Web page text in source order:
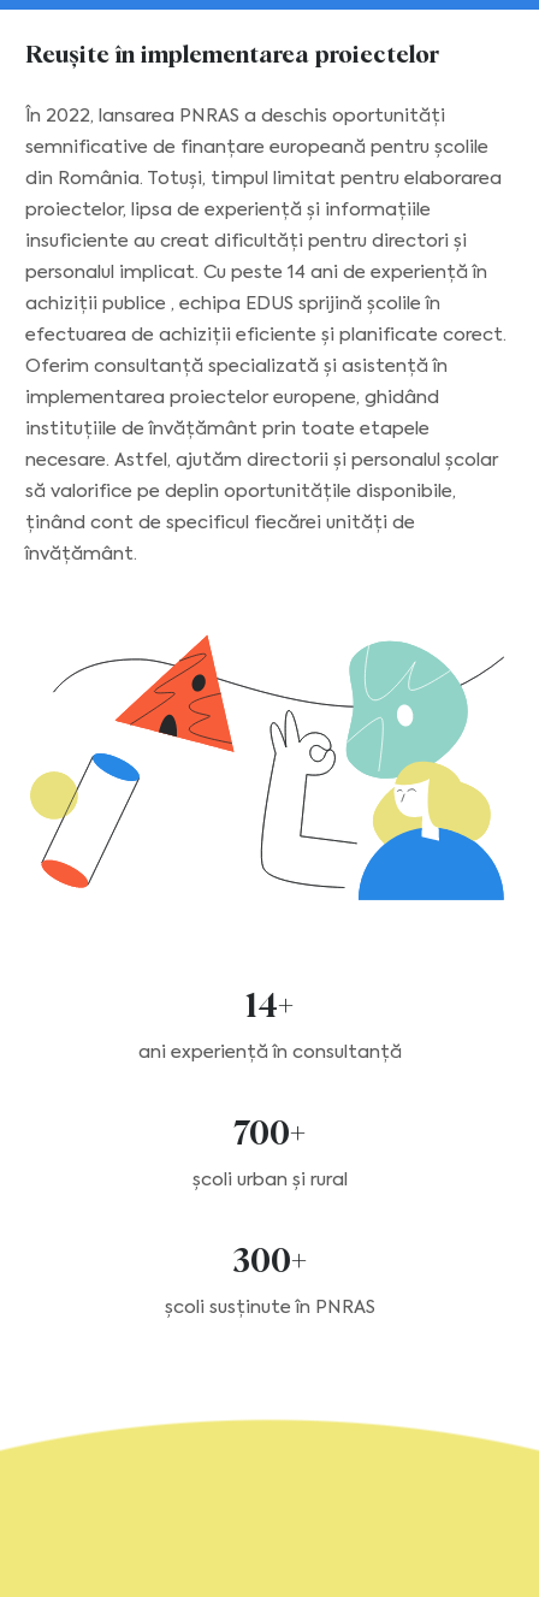
Reușite în implementarea proiectelor
În 2022, lansarea PNRAS a deschis oportunități
semnificative de finanțare europeană pentru școlile
din România. Totuși, timpul limitat pentru elaborarea
proiectelor, lipsa de experiență și informațiile
insuficiente au creat dificultăți pentru directori și
personalul implicat. Cu peste 14 ani de experiență în
achiziții publice , echipa EDUS sprijină școlile în
efectuarea de achiziții eficiente și planificate corect.
Oferim consultanță specializată și asistență în
implementarea proiectelor europene, ghidând
instituțiile de învățământ prin toate etapele
necesare. Astfel, ajutăm directorii și personalul școlar
să valorifice pe deplin oportunitățile disponibile,
ținând cont de specificul fiecărei unități de
învățământ.
14+
ani experiență în consultanță
700+
școli urban și rural
300+
școli susținute în PNRAS